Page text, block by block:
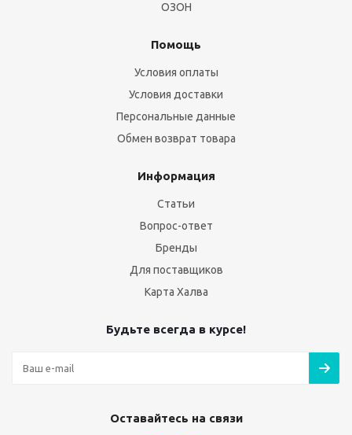
ОЗОН
Помощь
Условия оплаты
Условия доставки
Персональные данные
Обмен возврат товара
Информация
Статьи
Вопрос-ответ
Бренды
Для поставщиков
Карта Халва
Будьте всегда в курсе!
Оставайтесь на связи